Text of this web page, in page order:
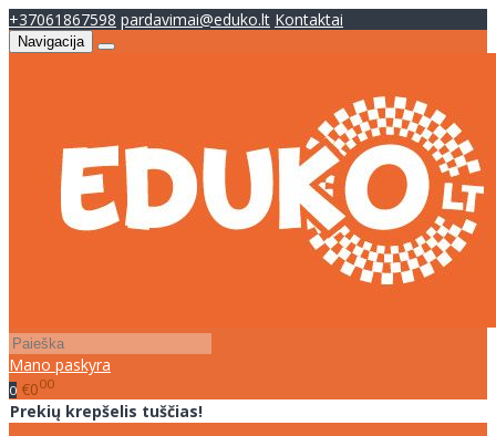
+37061867598 pardavimai@eduko.lt Kontaktai
Navigacija
Mano paskyra
0 €000
Prekių krepšelis tuščias!